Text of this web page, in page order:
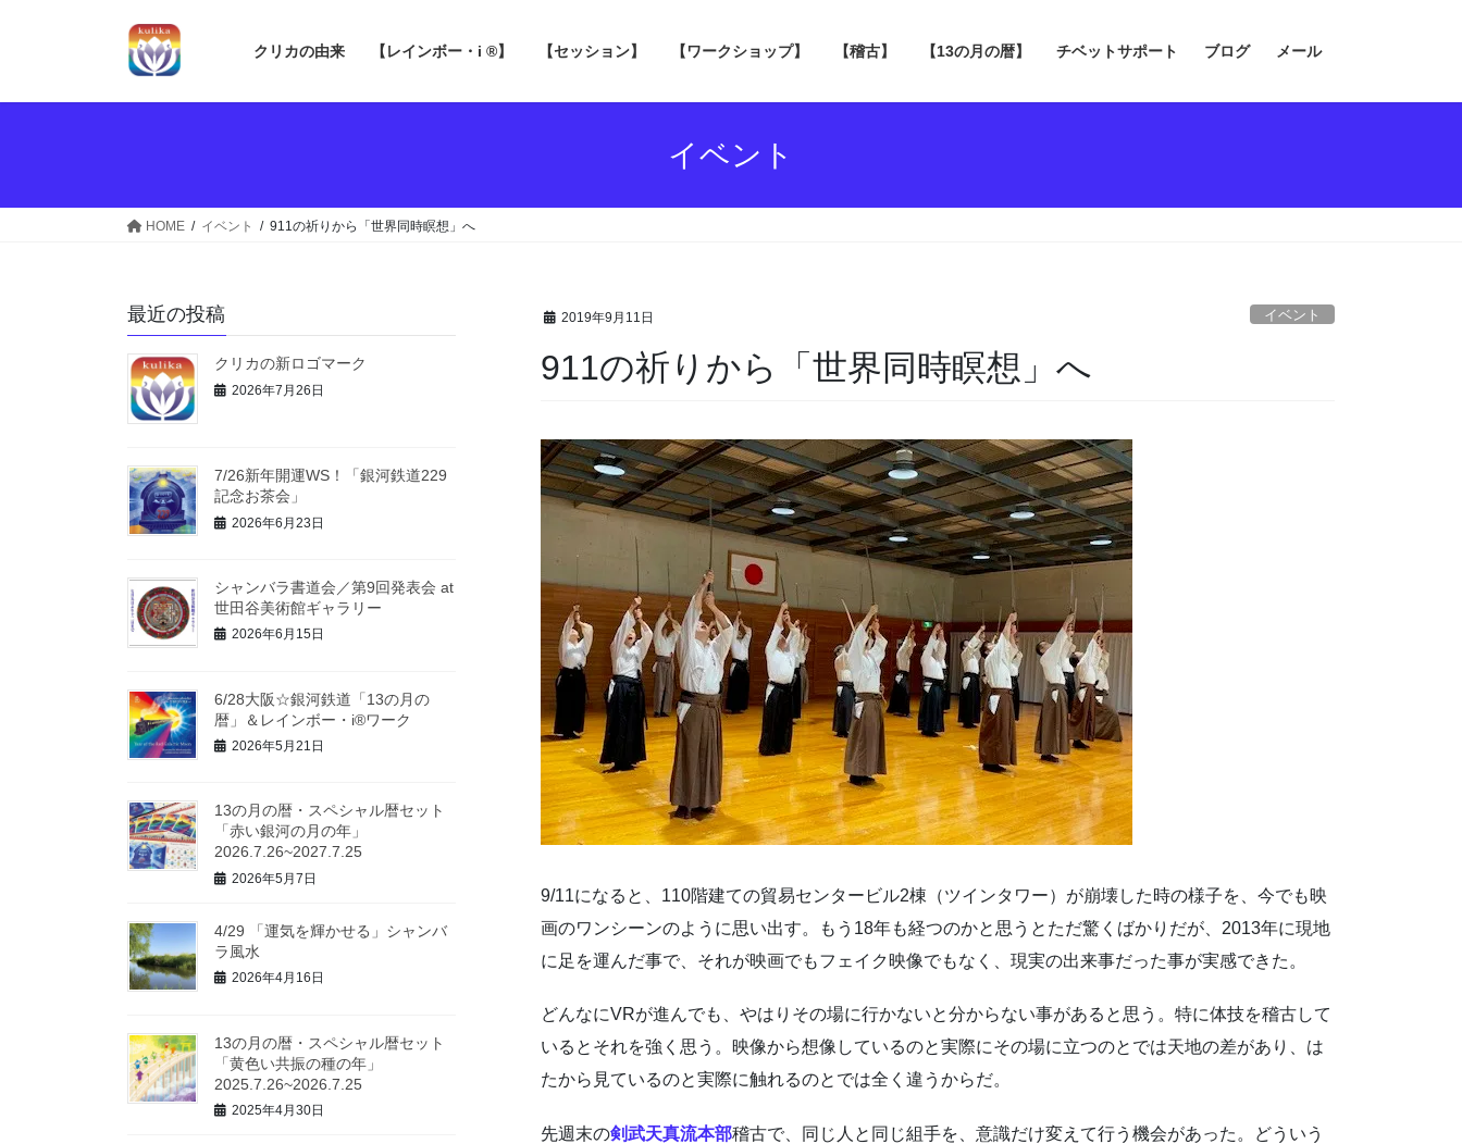
クリカの由来 【レインボー・i ®】 【セッション】 【ワークショップ】 【稽古】 【13の月の暦】 チベットサポート ブログ メール
イベント
HOME イベント 911の祈りから「世界同時瞑想」へ
2019年9月11日 イベント
911の祈りから「世界同時瞑想」へ
9/11になると、110階建ての貿易センタービル2棟（ツインタワー）が崩壊した時の様子を、今でも映
画のワンシーンのように思い出す。もう18年も経つのかと思うとただ驚くばかりだが、2013年に現地
に足を運んだ事で、それが映画でもフェイク映像でもなく、現実の出来事だった事が実感できた。
どんなにVRが進んでも、やはりその場に行かないと分からない事があると思う。特に体技を稽古して
いるとそれを強く思う。映像から想像しているのと実際にその場に立つのとでは天地の差があり、は
たから見ているのと実際に触れるのとでは全く違うからだ。
先週末の剣武天真流本部稽古で、同じ人と同じ組手を、意識だけ変えて行う機会があった。どういう
最近の投稿
クリカの新ロゴマーク
2026年7月26日
7/26新年開運WS！「銀河鉄道229
記念お茶会」
2026年6月23日
シャンバラ書道会／第9回発表会 at
世田谷美術館ギャラリー
2026年6月15日
6/28大阪☆銀河鉄道「13の月の
暦」＆レインボー・i®ワーク
2026年5月21日
13の月の暦・スペシャル暦セット
「赤い銀河の月の年」
2026.7.26~2027.7.25
2026年5月7日
4/29 「運気を輝かせる」シャンバ
ラ風水
2026年4月16日
13の月の暦・スペシャル暦セット
「黄色い共振の種の年」
2025.7.26~2026.7.25
2025年4月30日